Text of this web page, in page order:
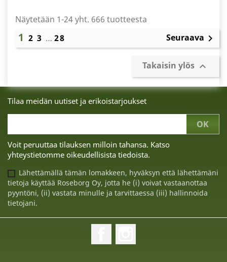
Näytetään 1-24 yht. 666 tuotteesta
1 2 3 … 28 Seuraava 
Takaisin ylös 
Tilaa meidän uutiset ja erikoistarjoukset
Voit peruuttaa tilauksen milloin tahansa. Katso
yhteystietomme oikeudellisista tiedoista.
Lähettämällä tämän lomakkeen, hyväksyn että lähettämäni
tietoja käyttää Roseborg Oy, jotta he (i) voivat vastaanottaa
pyyntöni, (ii) vastata minulle ja tarvittaessa (iii) hallinnoida
tietojani.